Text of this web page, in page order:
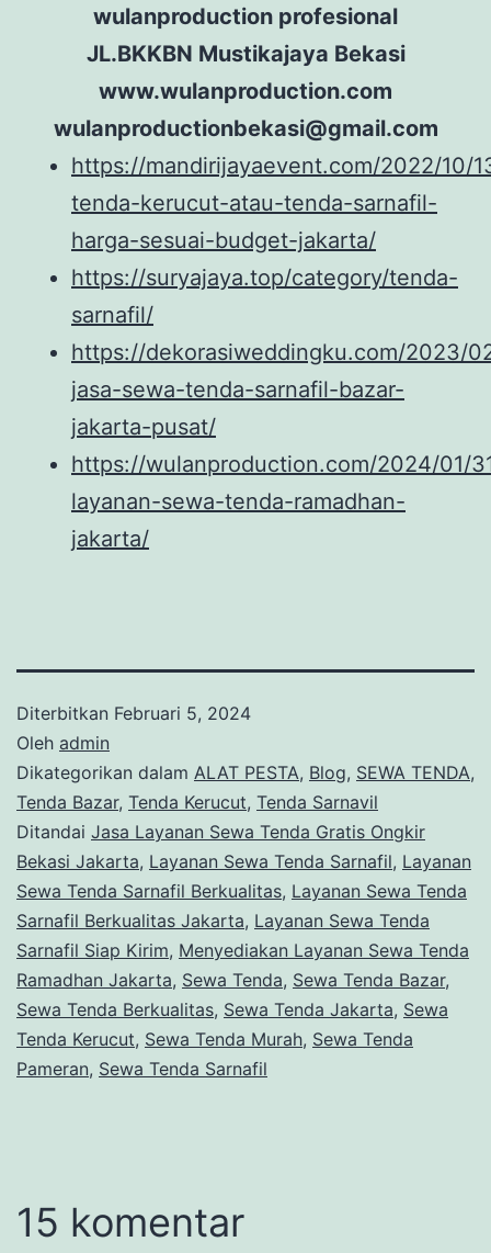
wulanproduction profesional
JL.BKKBN Mustikajaya Bekasi
www.wulanproduction.com
wulanproductionbekasi@gmail.com
https://mandirijayaevent.com/2022/10/
tenda-kerucut-atau-tenda-sarnafil-
harga-sesuai-budget-jakarta/
https://suryajaya.top/category/tenda-
sarnafil/
https://dekorasiweddingku.com/2023/
jasa-sewa-tenda-sarnafil-bazar-
jakarta-pusat/
https://wulanproduction.com/2024/01/
layanan-sewa-tenda-ramadhan-
jakarta/
Diterbitkan Februari 5, 2024
Oleh admin
Dikategorikan dalam ALAT PESTA, Blog, SEWA TENDA,
Tenda Bazar, Tenda Kerucut, Tenda Sarnavil
Ditandai Jasa Layanan Sewa Tenda Gratis Ongkir
Bekasi Jakarta, Layanan Sewa Tenda Sarnafil, Layanan
Sewa Tenda Sarnafil Berkualitas, Layanan Sewa Tenda
Sarnafil Berkualitas Jakarta, Layanan Sewa Tenda
Sarnafil Siap Kirim, Menyediakan Layanan Sewa Tenda
Ramadhan Jakarta, Sewa Tenda, Sewa Tenda Bazar,
Sewa Tenda Berkualitas, Sewa Tenda Jakarta, Sewa
Tenda Kerucut, Sewa Tenda Murah, Sewa Tenda
Pameran, Sewa Tenda Sarnafil
15 komentar